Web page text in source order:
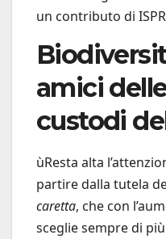
un contributo di
amici
custodi
ùResta alta
partire dalla tutela
caretta, che con
sceglie sempre di